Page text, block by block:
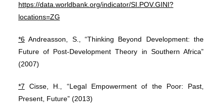
https://data.worldbank.org/indicator/SI.POV.GINI?
locations=ZG
*6Andreasson, S., “Thinking Beyond Development: the
Future of Post-Development Theory in Southern Africa”
(2007)
*7 Cisse, H., “Legal Empowerment of the Poor: Past,
Present, Future” (2013)